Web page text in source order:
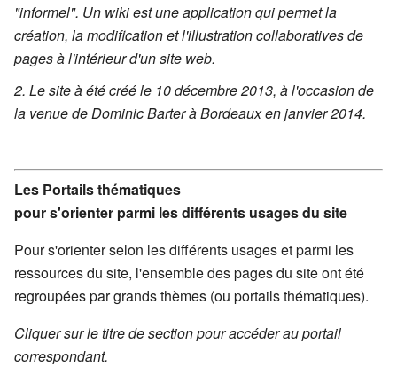
"informel". Un wiki est une application qui permet la
création, la modification et l'illustration collaboratives de
pages à l'intérieur d'un site web.
Le site à été créé le 10 décembre 2013, à l'occasion de
la venue de Dominic Barter à Bordeaux en janvier 2014.
Les Portails thématiques
pour s'orienter parmi les différents usages du site
Pour s'orienter selon les différents usages et parmi les
ressources du site, l'ensemble des pages du site ont été
regroupées par grands thèmes (ou portails thématiques).
Cliquer sur le titre de section pour accéder au portail
correspondant.